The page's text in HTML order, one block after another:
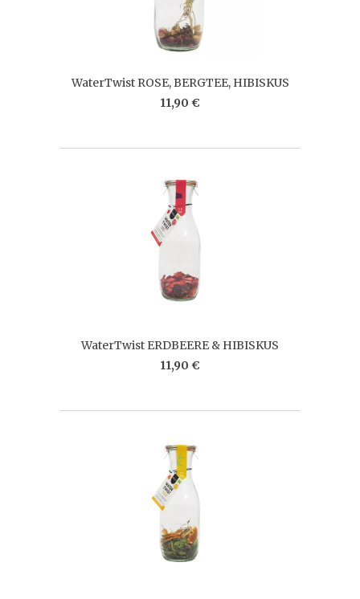
WaterTwist ROSE, BERGTEE, HIBISKUS
11,90 €
WaterTwist ERDBEERE & HIBISKUS
11,90 €